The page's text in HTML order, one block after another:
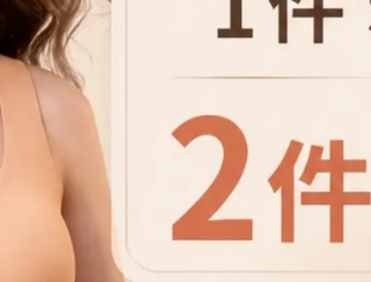
長洋裝搭配鞋子
氣質穿搭
K&J SHINE閃亮服飾
長洋裝
夏季顯瘦穿搭
女生穿搭推薦
冰涼感穿搭
女裝推薦
顯瘦褲子
真皮鞋推薦